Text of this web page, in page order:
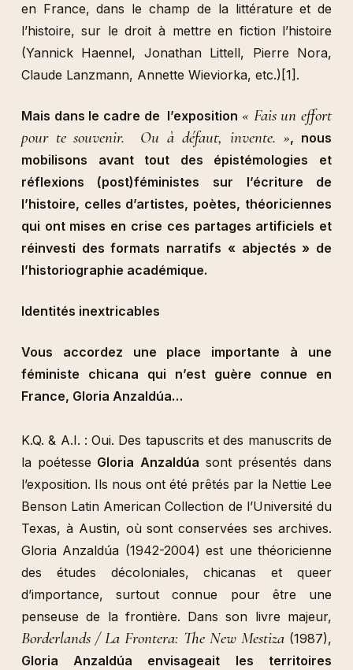
en France, dans le champ de la littérature et de
l’histoire, sur le droit à mettre en fiction l’histoire
(Yannick Haennel, Jonathan Littell, Pierre Nora,
Claude Lanzmann, Annette Wieviorka, etc.) [1] .
Mais dans le cadre de l’exposition « Fais un effort
pour te souvenir. Ou à défaut, invente. », nous
mobilisons avant tout des épistémologies et
réflexions (post)féministes sur l’écriture de
l’histoire, celles d’artistes, poètes, théoriciennes
qui ont mises en crise ces partages artificiels et
réinvesti des formats narratifs « abjectés » de
l’historiographie académique.
Identités inextricables
Vous accordez une place importante à une
féministe chicana qui n’est guère connue en
France, Gloria Anzaldúa…
K.Q. & A.I. : Oui. Des tapuscrits et des manuscrits de
la poétesse Gloria Anzaldúa sont présentés dans
l’exposition. Ils nous ont été prêtés par la Nettie Lee
Benson Latin American Collection de l’Université du
Texas, à Austin, où sont conservées ses archives.
Gloria Anzaldúa (1942-2004) est une théoricienne
des études décoloniales, chicanas et queer
d’importance, surtout connue pour être une
penseuse de la frontière. Dans son livre majeur,
Borderlands / La Frontera: The New Mestiza(1987),
Gloria Anzaldúa envisageait les territoires